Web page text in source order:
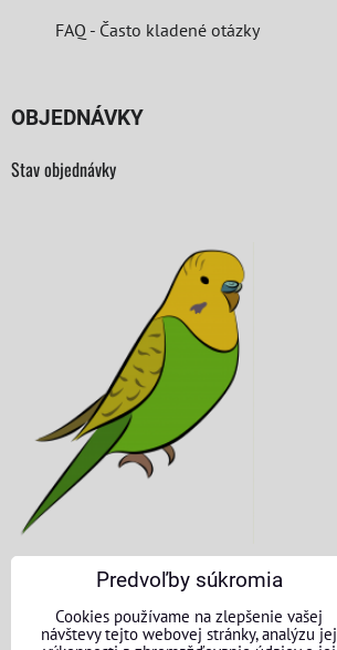
FAQ - Často kladené otázky
OBJEDNÁVKY
Stav objednávky
KONTAKTNÉ ÚDAJE
Predvoľby súkromia
Cookies používame na zlepšenie vašej
návštevy tejto webovej stránky, analýzu jej